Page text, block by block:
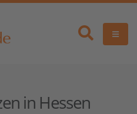
in Hessen